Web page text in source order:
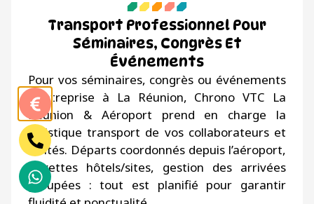
Transport Professionnel Pour
Séminaires, Congrès Et
Événements
Pour vos séminaires, congrès ou événements
d’entreprise à La Réunion, Chrono VTC La
Réunion & Aéroport prend en charge la
logistique transport de vos collaborateurs et
invités. Départs coordonnés depuis l’aéroport,
navettes hôtels/sites, gestion des arrivées
groupées : tout est planifié pour garantir